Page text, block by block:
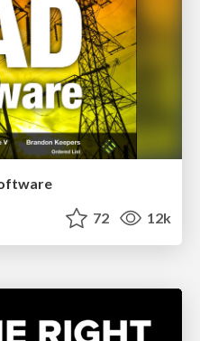
72 12k